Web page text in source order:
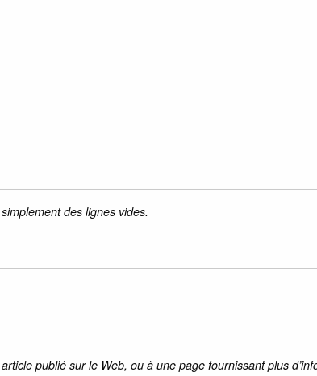
des lignes vides.
publié sur le Web, ou à une page fournissant plus